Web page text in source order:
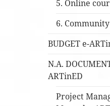
5. Online
6.
BUDGET e-
N.A.
ARTinED
Project